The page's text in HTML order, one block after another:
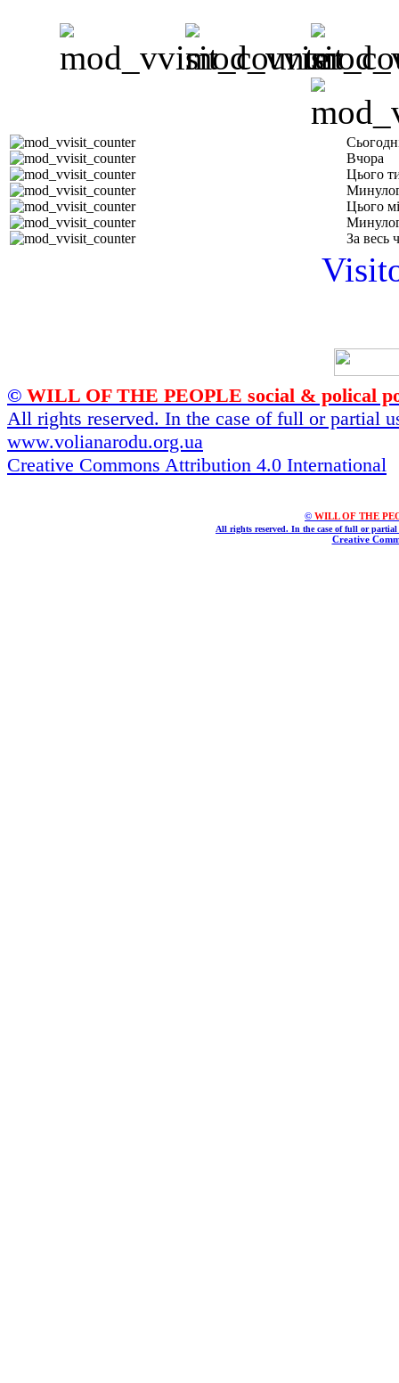
Вчора
Цього
Цього
За весь
© WILL OF THE PEOPLE social & polical
All rights reserved. In the case of full or partial
www.volianarodu.org.ua
Creative Commons Attribution 4.0 International
© WILL OF THE
All rights reserved. In the case of full or
Creative